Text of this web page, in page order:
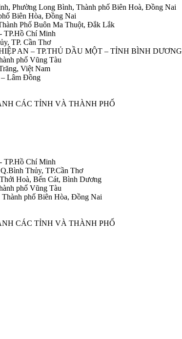
Phường Long Bình, Thành phố Biên Hoà, Đồng Nai
Biên Hòa, Đồng Nai
Phố Buôn Ma Thuột, Đắk Lắk
TP.Hồ Chí Minh
TP. Cần Thơ
AN – TP.THỦ DẦU MỘT – TỈNH BÌNH DƯƠNG
phố Vũng Tàu
Việt Nam
Lâm Đồng
CÁC TỈNH VÀ THÀNH PHỐ
TP.Hồ Chí Minh
Thủy, TP.Cần Thơ
Hoà, Bến Cát, Bình Dương
phố Vũng Tàu
phố Biên Hòa, Đồng Nai
CÁC TỈNH VÀ THÀNH PHỐ